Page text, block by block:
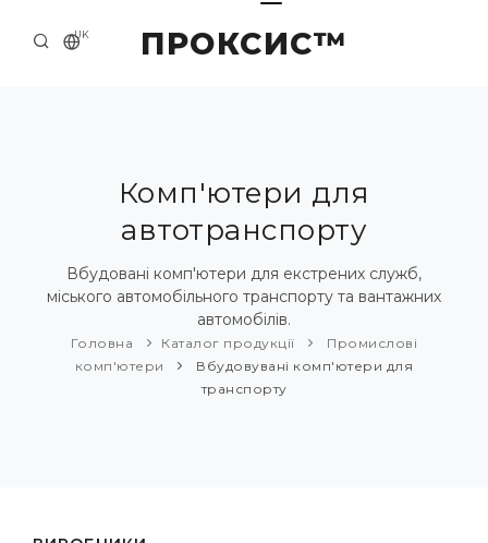
ПРОКСИС™
UK
ПРИКЛАДИ ТА РІШЕННЯ
КАТАЛОГ ПРОДУКЦІЇ
Комп'ютери для
автотранспорту
Вбудовані комп'ютери для екстрених служб,
міського автомобільного транспорту та вантажних
автомобілів.
Головна Каталог продукції
Промислові
комп'ютери
Вбудовувані комп'ютери для
транспорту